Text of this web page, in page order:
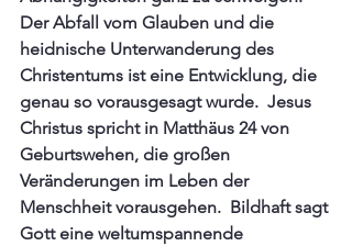
Der Abfall vom Glauben und die
heidnische Unterwanderung des
Christentums ist eine Entwicklung, die
genau so vorausgesagt wurde.  Jesus
Christus spricht in Matthäus 24 von
Geburtswehen, die großen
Veränderungen im Leben der
Menschheit vorausgehen.  Bildhaft sagt
Gott eine weltumspannende